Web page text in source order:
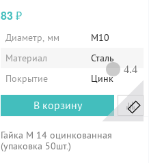
83₽
Диаметр, мм
М10
Материал
Сталь
Покрытие
Цинк
В корзину
4.4
Гайка М 14 оцинкованная
(упаковка 50шт.)